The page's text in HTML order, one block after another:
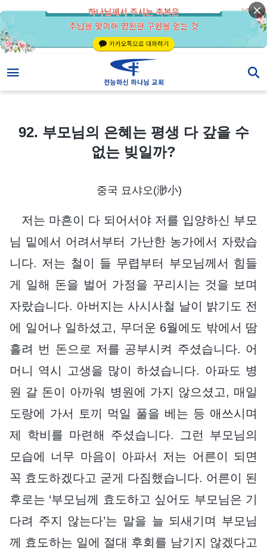
92. 부모님의 은혜는 평생 다 갚을 수 없는 빚일까?
92. 부모님의 은혜는 평생 다 갚을 수
없는 빚일까?
중국 묘샤오(渺小)
저는 마흔이 다 되어서야 저를 입양하신 부모
님 밑에서 어려서부터 가난한 농가에서 자랐습
니다. 저는 철이 들 무렵부터 부모님께서 힘들
게 일해 돈을 벌어 가정을 꾸리시는 것을 보며
자랐습니다. 아버지는 사시사철 날이 밝기도 전
에 일어나 일하셨고, 무더운 6월에도 밖에서 땀
흘려 번 돈으로 저를 공부시켜 주셨습니다. 어
머니 역시 고생을 많이 하셨습니다. 아파도 병
원 갈 돈이 아까워 병원에 가지 않으셨고, 매일
도랑에 가서 토끼 먹일 풀을 베는 등 애쓰시며
제 학비를 마련해 주셨습니다. 그런 부모님의
모습에 너무 마음이 아파서 저는 어른이 되면
꼭 효도하겠다고 굳게 다짐했습니다. 어른이 된
후로는 ‘부모님께 효도하고 싶어도 부모님은 기
다려 주지 않는다’는 말을 늘 되새기며 부모님
께 효도하는 일에 절대 후회를 남기지 않겠다고